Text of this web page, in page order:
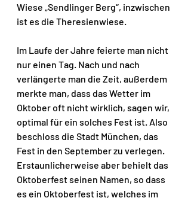
Wiese „Sendlinger Berg“, inzwischen
ist es die Theresienwiese.
Im Laufe der Jahre feierte man nicht
nur einen Tag. Nach und nach
verlängerte man die Zeit, außerdem
merkte man, dass das Wetter im
Oktober oft nicht wirklich, sagen wir,
optimal für ein solches Fest ist. Also
beschloss die Stadt München, das
Fest in den September zu verlegen.
Erstaunlicherweise aber behielt das
Oktoberfest seinen Namen, so dass
es ein Oktoberfest ist, welches im